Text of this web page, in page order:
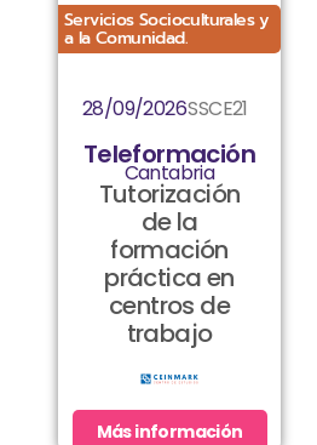
Servicios Socioculturales y
a la Comunidad.
SSCE21
28/09/2026
Teleformación
Cantabria
Tutorización
de la
formación
práctica en
centros de
trabajo
Más información